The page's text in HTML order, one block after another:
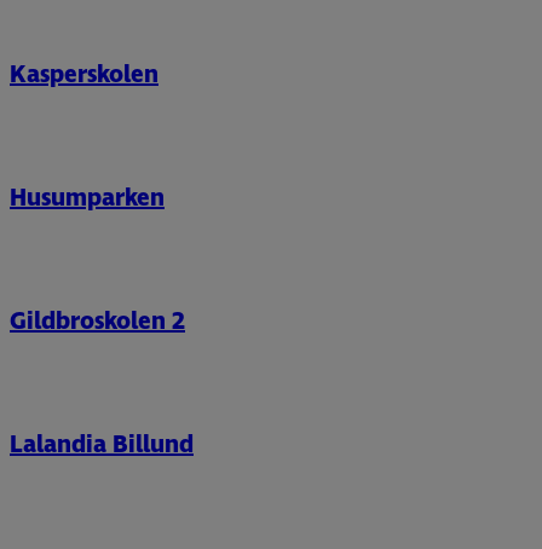
Kasperskolen
Husumparken
Gildbroskolen 2
Lalandia Billund